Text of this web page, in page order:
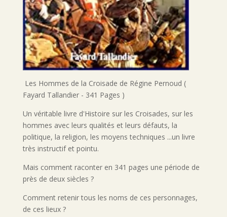
Les Hommes de la Croisade de Régine Pernoud (
Fayard Tallandier - 341 Pages )
Un véritable livre d'Histoire sur les Croisades, sur les
hommes avec leurs qualités et leurs défauts, la
politique, la religion, les moyens techniques ...un livre
très instructif et pointu.
Mais comment raconter en 341 pages une période de
près de deux siècles ?
Comment retenir tous les noms de ces personnages,
de ces lieux ?